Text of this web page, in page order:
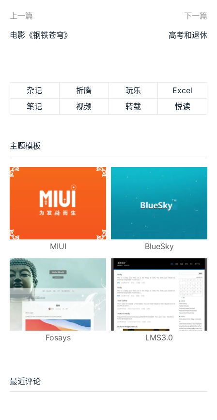
上一篇
电影《钢铁苍穹》
下一篇
高考和退休
杂记 折腾 玩乐
Excel
笔记
视频 转载 悦读
主题模板
MIUI BlueSky
Fosays LMS3.0
最近评论